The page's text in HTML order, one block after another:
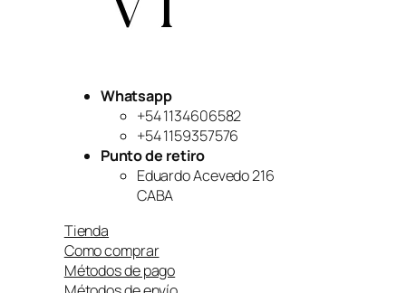
Whatsapp
+54 1134606582
+54 1159357576
Punto de retiro
Eduardo Acevedo 216
CABA
Tienda
Como comprar
Métodos de pago